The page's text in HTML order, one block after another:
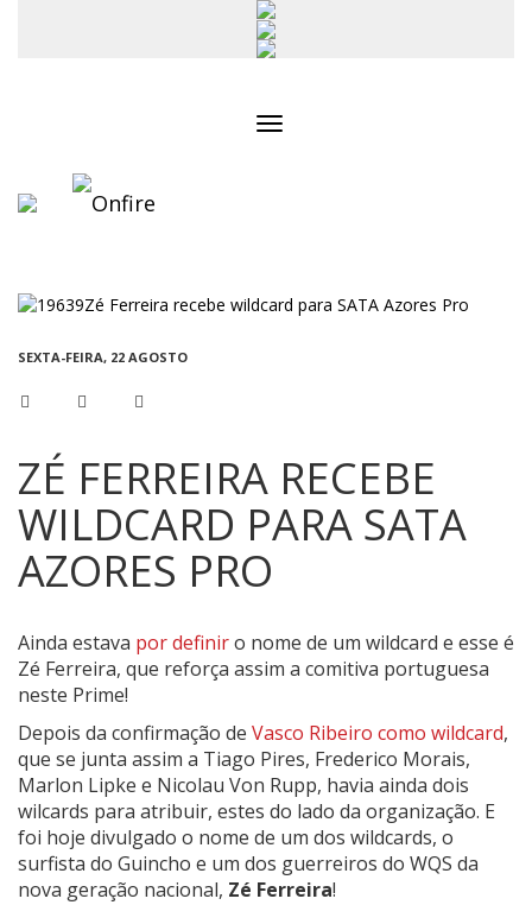
SEXTA-FEIRA, 22 AGOSTO
ZÉ FERREIRA RECEBE
WILDCARD PARA SATA
AZORES PRO
Ainda estava por definiro nome de um wildcard e esse é
Zé Ferreira, que reforça assim a comitiva portuguesa
neste Prime!
Depois da confirmação de Vasco Ribeiro como wildcard,
que se junta assim a Tiago Pires, Frederico Morais,
Marlon Lipke e Nicolau Von Rupp, havia ainda dois
wilcards para atribuir, estes do lado da organização. E
foi hoje divulgado o nome de um dos wildcards, o
surfista do Guincho e um dos guerreiros do WQS da
nova geração nacional, Zé Ferreira!